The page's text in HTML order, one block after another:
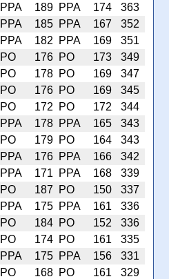
PPA 189 PPA 174
363
PPA 185 PPA 167
352
PPA 182 PPA 169
351
PO 176 PO 173
349
PO 178 PO 169
347
PO 176 PO 169
345
PO 172 PO 172
344
PPA 178 PPA 165
343
PO 179 PO 164
343
PPA 176 PPA 166
342
PPA 171 PPA 168
339
PO 187 PO 150
337
PPA 175 PPA 161
336
PO 184 PO 152
336
PO 174 PO 161
335
PPA 175 PPA 156
331
PO 168 PO 161
329